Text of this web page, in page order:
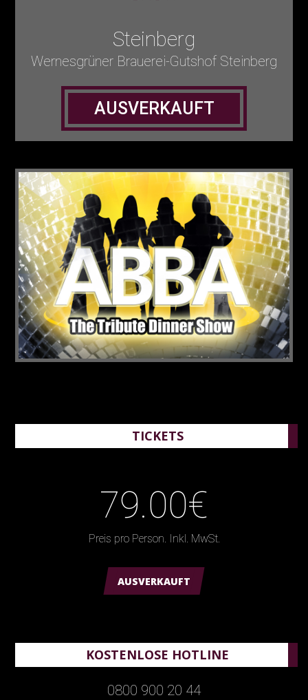
Steinberg
Wernesgrüner Brauerei-Gutshof Steinberg
AUSVERKAUFT
TICKETS
79.00€
Preis pro Person. Inkl. MwSt.
AUSVERKAUFT
KOSTENLOSE HOTLINE
0800 900 20 44